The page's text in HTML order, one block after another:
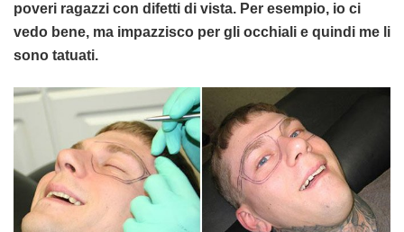
poveri ragazzi con difetti di vista. Per esempio, io ci
vedo bene, ma impazzisco per gli occhiali e quindi me li
sono tatuati.